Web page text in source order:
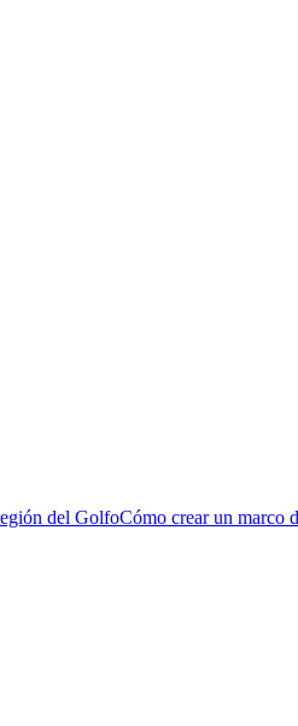
del GolfoCómo crear un marco